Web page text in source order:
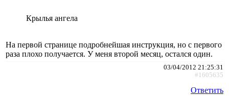
Крылья ангела
На первой странице подробнейшая инструкция, но с первого
раза плохо получается. У меня второй месяц, остался один.
03/04/2012 21:25:31
#1605635
Ответить